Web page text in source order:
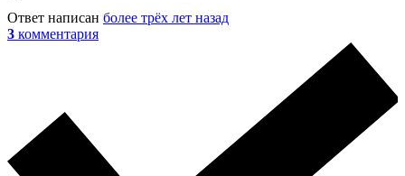
Ответ написан более трёх лет назад
3 комментария